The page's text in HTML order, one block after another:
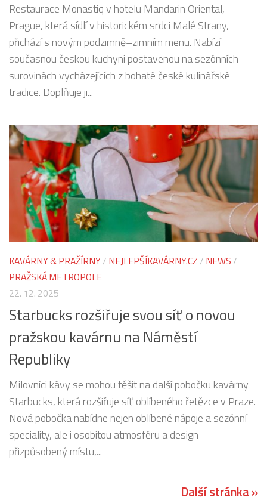
Restaurace Monastiq v hotelu Mandarin Oriental,
Prague, která sídlí v historickém srdci Malé Strany,
přichází s novým podzimně–zimním menu. Nabízí
současnou českou kuchyni postavenou na sezónních
surovinách vycházejících z bohaté české kulinářské
tradice. Doplňuje ji...
KAVÁRNY & PRAŽÍRNY/ NEJLEPŠÍKAVÁRNY.CZ / NEWS /
PRAŽSKÁ METROPOLE
22. 12. 2025
Starbucks rozšiřuje svou síť o novou
pražskou kavárnu na Náměstí
Republiky
Milovníci kávy se mohou těšit na další pobočku kavárny
Starbucks, která rozšiřuje síť oblíbeného řetězce v Praze.
Nová pobočka nabídne nejen oblíbené nápoje a sezónní
speciality, ale i osobitou atmosféru a design
přizpůsobený místu,...
Další stránka »